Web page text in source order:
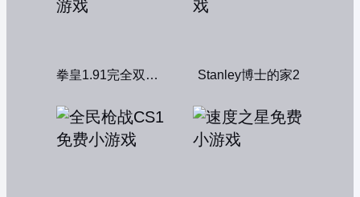
拳皇1.91完全双人版 Stanley博士的家2